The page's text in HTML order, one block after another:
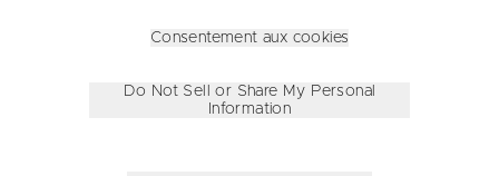
Consentement aux cookies
Do Not Sell or Share My Personal
Information